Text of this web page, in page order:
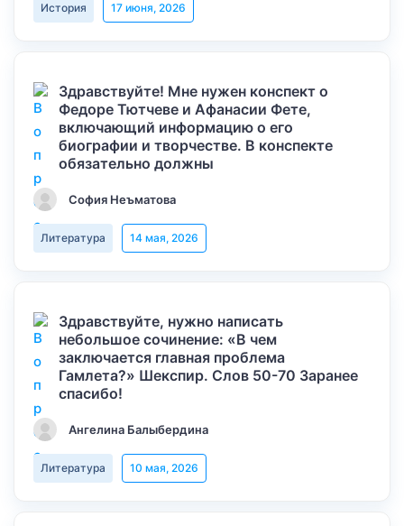
История 17 июня, 2026
Здравствуйте! Мне нужен конспект о
Федоре Тютчеве и Афанасии Фете,
включающий информацию о его
биографии и творчестве. В конспекте
обязательно должны
София Неъматова
Литература 14 мая, 2026
Здравствуйте, нужно написать
небольшое сочинение: «В чем
заключается главная проблема
Гамлета?» Шекспир. Слов 50-70 Заранее
спасибо!
Ангелина Балыбердина
Литература 10 мая, 2026